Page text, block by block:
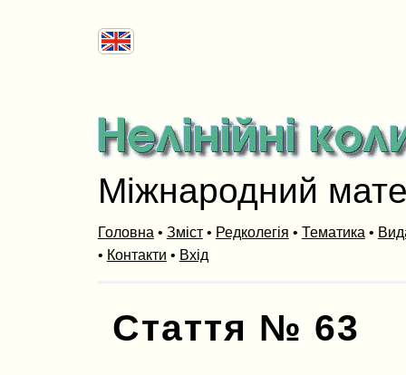
Міжнародний
Головна • Зміст• Редколегія • Тематика •
• Контакти • Вхід
Стаття № 63